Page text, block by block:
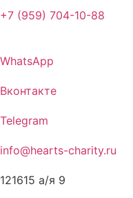
+7 (959) 704-10-88
WhatsApp
Вконтакте
Telegram
info@hearts-charity.ru
121615 а/я 9